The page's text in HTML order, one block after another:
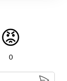
😡
0